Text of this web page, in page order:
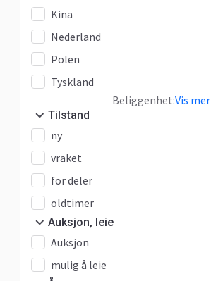
Kina
Nederland
Polen
Tyskland
Beliggenhet:Vis mer
Tilstand
ny
vraket
for deler
oldtimer
Auksjon, leie
Auksjon
mulig å leie